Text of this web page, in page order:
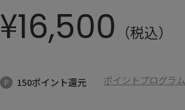
¥16,500 （税込）
150ポイント還元 ポイントプログラ